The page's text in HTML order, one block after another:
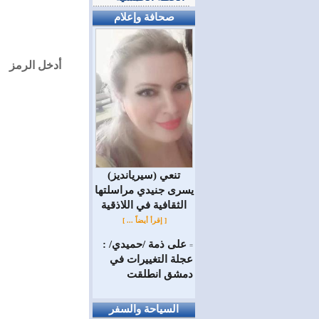
أدخل الرمز
صحافة وإعلام
(سيريانديز) تنعي
يسرى جنيدي مراسلتها
الثقافية في اللاذقية
[ إقرأ أيضاً ... ]
= على ذمة /حميدي/ :
عجلة التغييرات في
دمشق انطلقت
السياحة والسفر